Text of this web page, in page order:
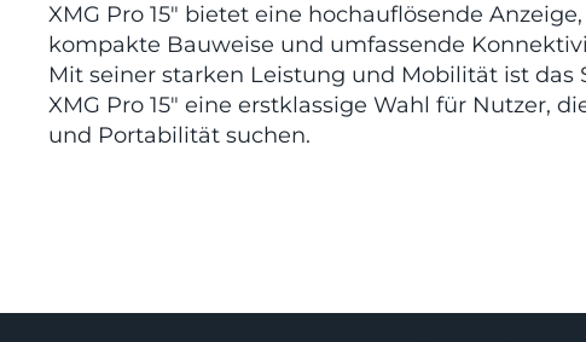
XMG Pro 15″ bietet eine hochauflösende
kompakte Bauweise und umfassende
Mit seiner starken Leistung und Mobilität ist das
XMG Pro 15″ eine erstklassige Wahl für Nutzer,
und Portabilität suchen.